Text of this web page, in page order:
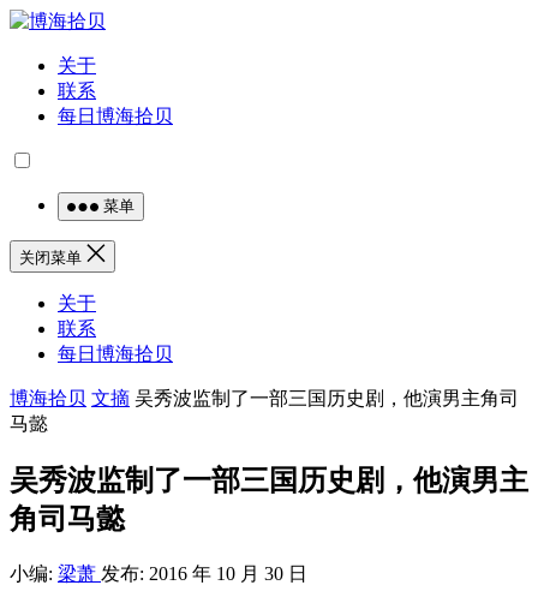
关于
联系
每日博海拾贝
菜单
关闭菜单
关于
联系
每日博海拾贝
博海拾贝 文摘 吴秀波监制了一部三国历史剧，他演男主角司
马懿
吴秀波监制了一部三国历史剧，他演男主
角司马懿
小编: 梁萧 发布: 2016 年 10 月 30 日